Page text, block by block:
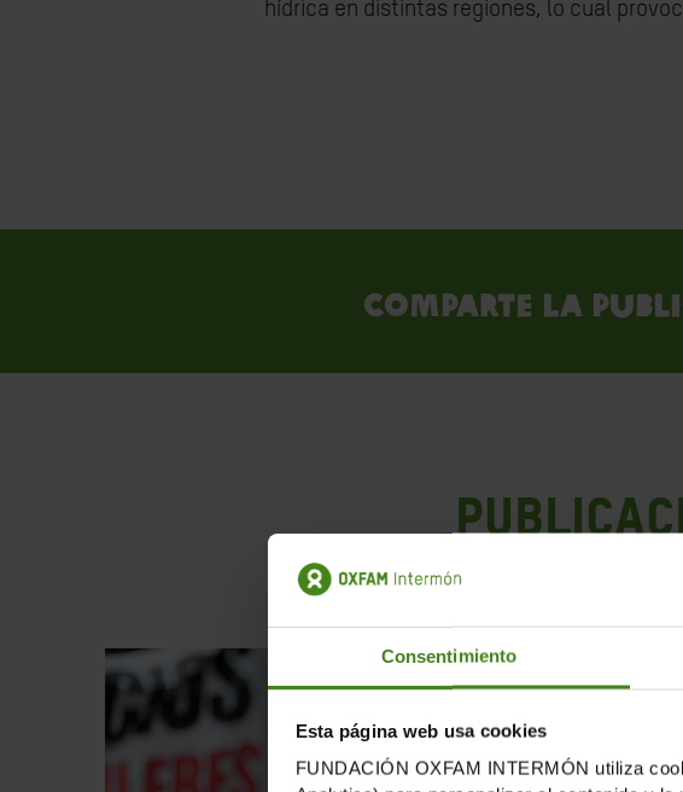
Consentimiento
Esta página web usa cookies
FUNDACIÓN OXFAM INTERMÓN utiliza
hídrica en distintas regiones, lo cual
Comparte la